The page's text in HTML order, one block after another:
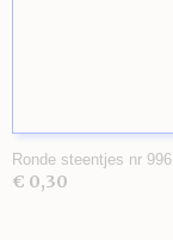
Ronde steentjes nr 996
€ 0,30